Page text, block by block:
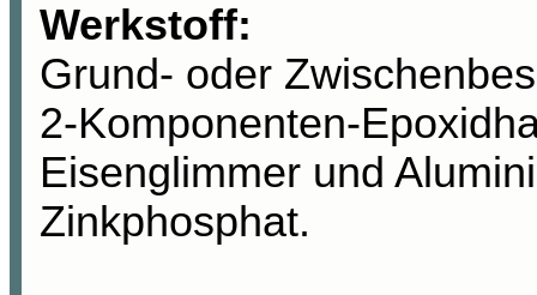
Werkstoff:
Grund- oder
2-Komponenten-
Eisenglimmer und
Zinkphosphat.